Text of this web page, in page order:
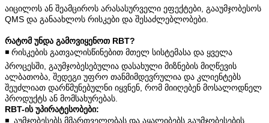
აიცილოს ან შეამციროს არასასურველი ეფექტები, გააუმჯობესოს
QMS და განაახლოს რისკები და შესაძლებლობები.
რატომ უნდა გამოვიყენოთ RBT?
◾️ რისკების გათვალისწინებით მთელ სისტემასა და ყველა
პროცესში, გაუმჯობესებულია დასახული მიზნების მიღწევის
ალბათობა, შედეგი უფრო თანმიმდევრულია და კლიენტებს
შეუძლიათ დარწმუნებულნი იყვნენ, რომ მიიღებენ მოსალოდნელ
პროდუქტს ან მომსახურებას.
RBT-ის უპირატესობები:
◾️ აუმჯობესებს მმართველობას და აყალიბებს გაუმჯობესების